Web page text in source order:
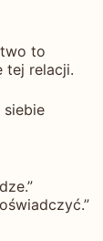
to
tej relacji.
siebie